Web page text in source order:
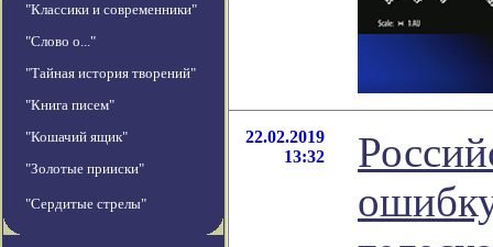
"Классики и современники"
"Слово о..."
"Тайная история творений"
"Книга писем"
"Кошачий ящик"
"Золотые прииски"
"Сердитые стрелы"
22.02.2019
13:32